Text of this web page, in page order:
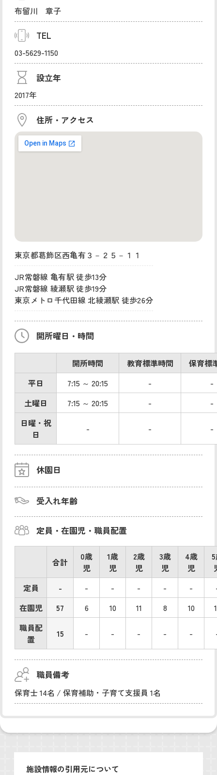
布留川 章子
TEL
03-5629-1150
設立年
2017年
住所・アクセス
東京都葛飾区西亀有３－２５－１１
JR常磐線 亀有駅 徒歩13分
JR常磐線 綾瀬駅 徒歩19分
東京メトロ千代田線 北綾瀬駅 徒歩26分
開所曜日・時間
開所時間 教育標準時間
保育標
平日
7:15 ～ 20:15 -
-
土曜日
7:15 ～ 20:15 -
-
日曜・祝
日
- - -
休園日
受入れ年齢
定員・在園児・職員配置
合計
0歳
児
1歳
児
2歳
児
3歳
児
4歳
児
定員
- - - - - -
在園児
57 6 10 11 8 10
職員配
置
15 - - - - -
職員備考
保育士 14名 / 保育補助・子育て支援員 1名
施設情報の引用元について